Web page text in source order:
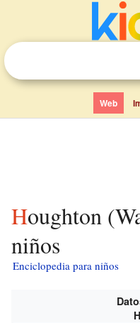
Web
Houghton (Washington) para
niños
Enciclopedia para niños